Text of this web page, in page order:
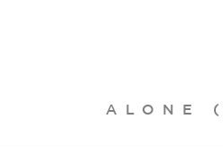
ALONE